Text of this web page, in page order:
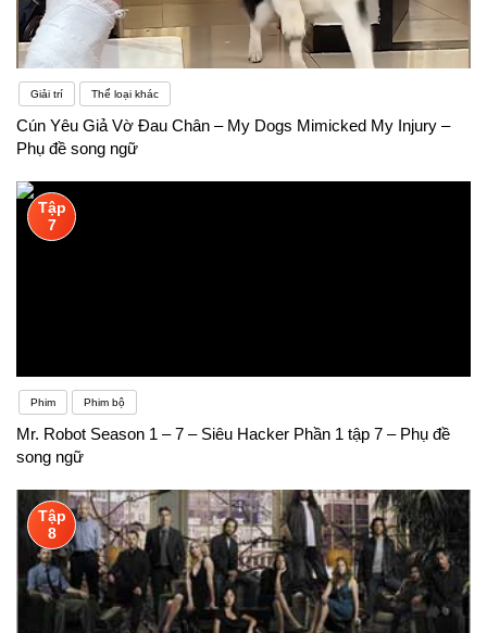
Giải trí Thể loại khác
Cún Yêu Giả Vờ Đau Chân – My Dogs Mimicked My Injury –
Phụ đề song ngữ
Tập
7
Phim Phim bộ
Mr. Robot Season 1 – 7 – Siêu Hacker Phần 1 tập 7 – Phụ đề
song ngữ
Tập
8